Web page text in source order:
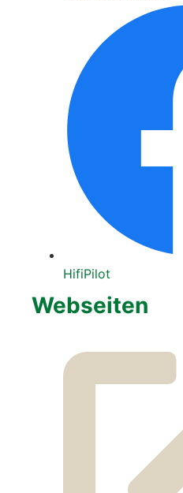
Hifi­Pi­lot
Web­sei­ten